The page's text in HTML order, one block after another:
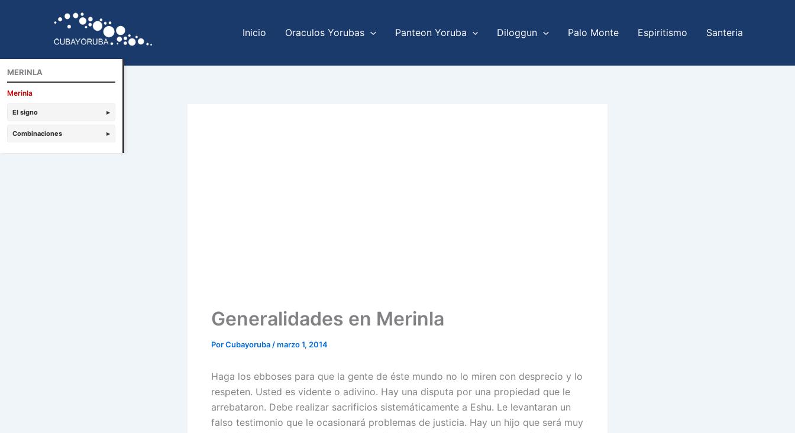
Inicio Oraculos Yorubas Panteon Yoruba Diloggun Palo Monte Espiritismo Santeria
Generalidades en Merinla
PorCubayoruba /marzo 1, 2014
Haga los ebboses para que la gente de éste mundo no lo miren con desprecio y lo
respeten. Usted es vidente o adivino. Hay una disputa por una propiedad que le
arrebataron. Debe realizar sacrificios sistemáticamente a Eshu. Le levantaran un
falso testimonio que le ocasionará problemas de justicia. Hay un hijo que será muy
MERINLA
Merinla
El signo ▸
Combinaciones ▸